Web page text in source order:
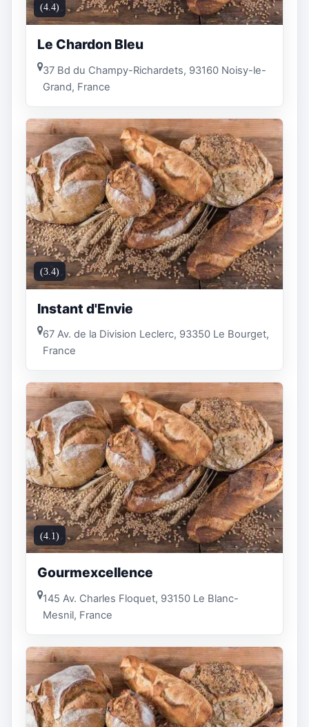
(4.4)
Le Chardon Bleu
37 Bd du Champy-Richardets, 93160 Noisy-le-
Grand, France
(3.4)
Instant d'Envie
67 Av. de la Division Leclerc, 93350 Le Bourget,
France
(4.1)
Gourmexcellence
145 Av. Charles Floquet, 93150 Le Blanc-
Mesnil, France